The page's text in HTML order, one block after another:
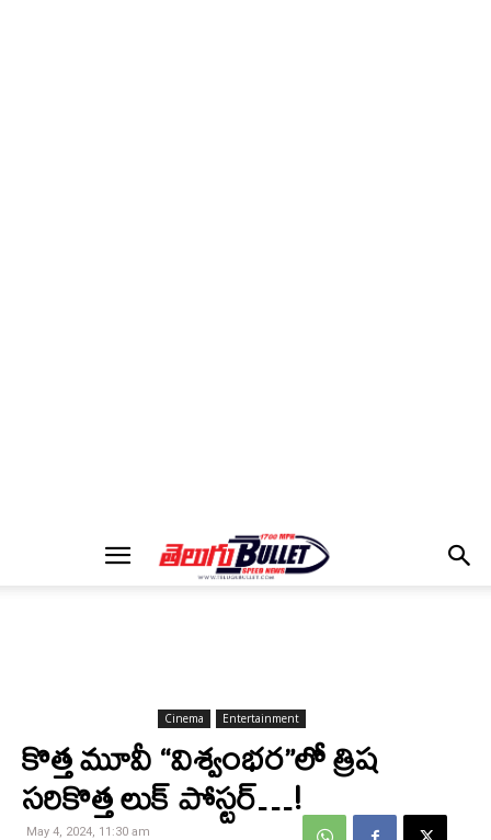
Cinema Entertainment
కొత్త మూవీ “విశ్వంభర”లో త్రిష
సరికొత్త లుక్ పోస్టర్…!
May 4, 2024, 11:30 am